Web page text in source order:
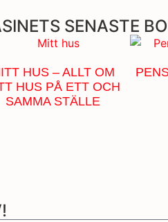
SENASTE
HUS – ALLT OM
HUS PÅ ETT OCH
SAMMA STÄLLE